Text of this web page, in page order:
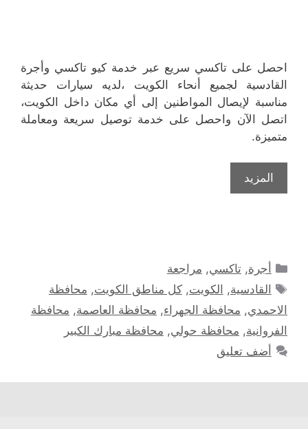
احصل على تاكسي سريع عبر خدمة كيو تاكسي وأجرة
القادسية لجميع أنحاء الكويت ،لديه سيارات حديثة
مناسبة لإيصال المواطنين إلى أي مكان داخل الكويت،
اتصل الآن واحصل على خدمة توصيل سريعة ومعاملة
متميزة.
المزيد
التصنيفات
أجرة,تاكسي, مراجعة
الوسوم
القادسية, الكويت,كل مناطق الكويت, محافظة
الاحمدي, محافظة الجهراء, محافظة العاصمة, محافظة
الفروانية, محافظة حولي, محافظة مبارك الكبير
أضف تعليق